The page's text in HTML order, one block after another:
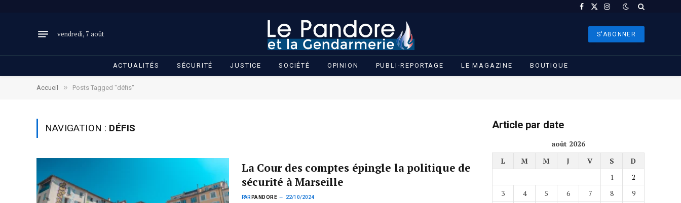
Facebook
X
Instagram
vendredi, 7 août S'ABONNER
ACTUALITÉS SÉCURITÉ JUSTICE SOCIÉTÉ OPINION PUBLI-REPORTAGE LE MAGAZINE BOUTIQUE
Accueil » Posts Tagged "défis"
NAVIGATION : DÉFIS
La Cour des comptes épingle la politique de
sécurité à Marseille
PAR PANDORE 22/10/2024
Article par date
août 2026
L
M M J V S
D
1
2
3
4 5 6 7 8
9